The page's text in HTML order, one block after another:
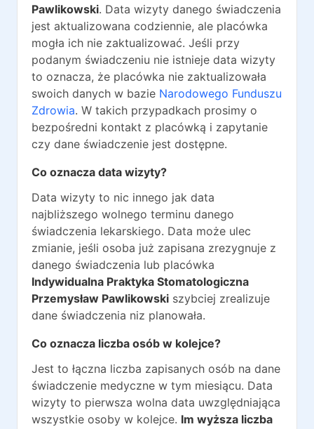
Pawlikowski. Data wizyty danego świadczenia
jest aktualizowana codziennie, ale placówka
mogła ich nie zaktualizować. Jeśli przy
podanym świadczeniu nie istnieje data wizyty
to oznacza, że placówka nie zaktualizowała
swoich danych w bazie Narodowego Funduszu
Zdrowia. W takich przypadkach prosimy o
bezpośredni kontakt z placówką i zapytanie
czy dane świadczenie jest dostępne.
Co oznacza data wizyty?
Data wizyty to nic innego jak data
najbliższego wolnego terminu danego
świadczenia lekarskiego. Data może ulec
zmianie, jeśli osoba już zapisana zrezygnuje z
danego świadczenia lub placówka
Indywidualna Praktyka Stomatologiczna
Przemysław Pawlikowski szybciej zrealizuje
dane świadczenia niz planowała.
Co oznacza liczba osób w kolejce?
Jest to łączna liczba zapisanych osób na dane
świadczenie medyczne w tym miesiącu. Data
wizyty to pierwsza wolna data uwzględniająca
wszystkie osoby w kolejce. Im wyższa liczba